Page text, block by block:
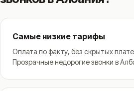
Самые низкие тарифы
Оплата по факту, без скрытых
Прозрачные недорогие звонки в